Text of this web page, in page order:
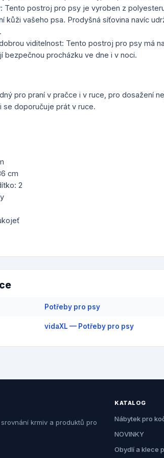
Tento postroj pro psy je vyroben z
kůži vašeho psa. Prodyšná síťovina navíc
viditelnost: Tento postroj pro psy má
bezpečnou procházku ve dne i v noci.
pro praní v pračce i v ruce, pro dosažení
se doporučuje prát v ruce.
cm
2
Potřeby pro psy
vidaXL — Potřeby pro psy
krmiv a produktů pro
KATALOG
Nábytek pro
NOVINKY
Obydlí a klece